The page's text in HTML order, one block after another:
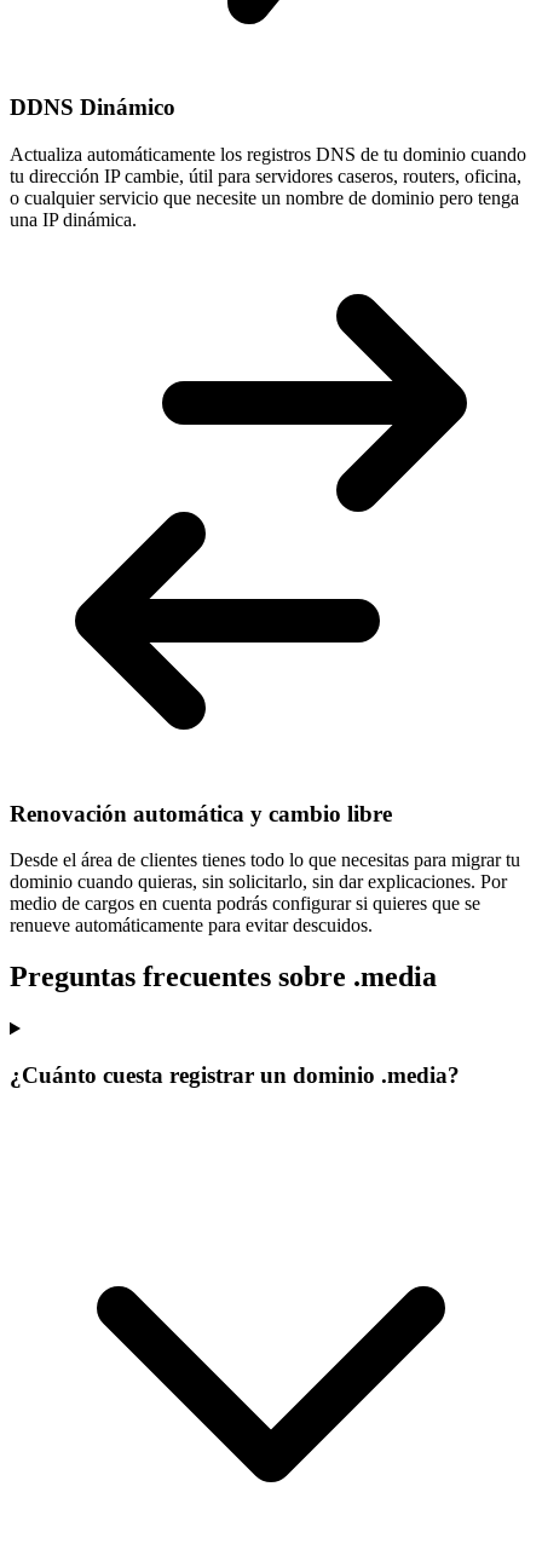
DDNS Dinámico
Actualiza automáticamente los registros DNS de tu dominio cuando
tu dirección IP cambie, útil para servidores caseros, routers, oficina,
o cualquier servicio que necesite un nombre de dominio pero tenga
una IP dinámica.
Renovación automática y cambio libre
Desde el área de clientes tienes todo lo que necesitas para migrar tu
dominio cuando quieras, sin solicitarlo, sin dar explicaciones. Por
medio de cargos en cuenta podrás configurar si quieres que se
renueve automáticamente para evitar descuidos.
Preguntas frecuentes sobre .media
¿Cuánto cuesta registrar un dominio .media?